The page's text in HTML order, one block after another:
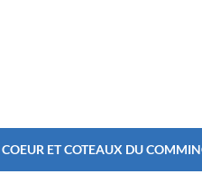
COEUR ET COTEAUX DU